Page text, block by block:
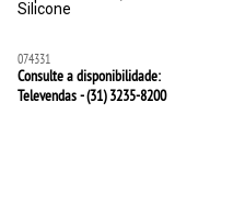
Silicone
074331
Consulte a disponibilidade:
Televendas - (31)3235-8200